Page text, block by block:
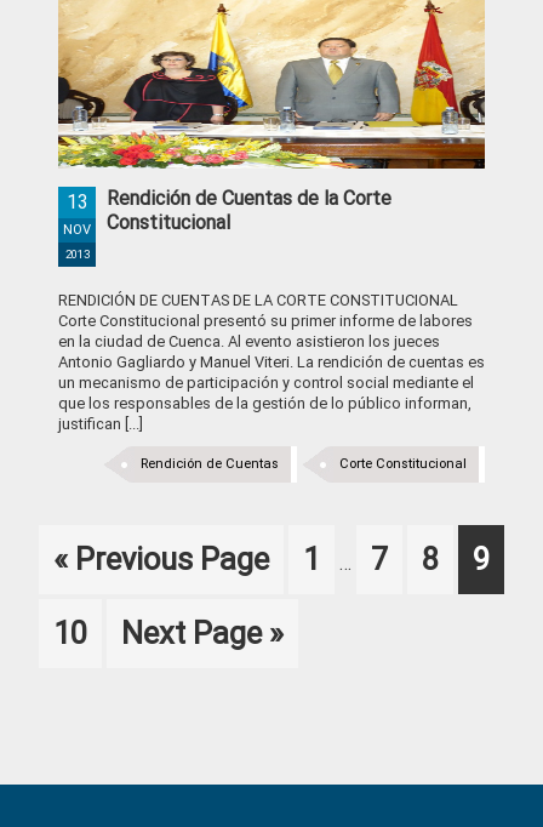
Rendición de Cuentas de la Corte
Constitucional
13
NOV
2013
RENDICIÓN DE CUENTAS DE LA CORTE CONSTITUCIONAL
Corte Constitucional presentó su primer informe de labores
en la ciudad de Cuenca. Al evento asistieron los jueces
Antonio Gagliardo y Manuel Viteri. La rendición de cuentas es
un mecanismo de participación y control social mediante el
que los responsables de la gestión de lo público informan,
justifican [...]
Corte Constitucional
Rendición de Cuentas
« Go
Previous Page Page
1
pages
… Page
7 Page
8 Page
9
Page
10
Go
Next Page »